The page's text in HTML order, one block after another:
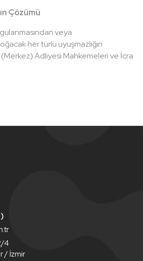
Çözümü
veya
her türlü uyuşmazlığın
Adliyesi Mahkemeleri ve İcra
4
/ İzmir